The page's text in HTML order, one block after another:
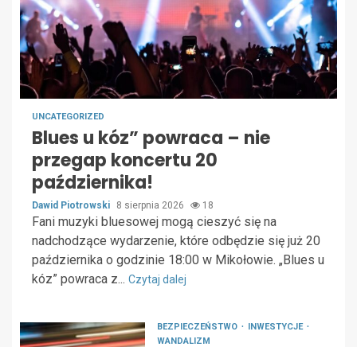
UNCATEGORIZED
Blues u kóz” powraca – nie
przegap koncertu 20
października!
Dawid Piotrowski 8 sierpnia 2026 18
Fani muzyki bluesowej mogą cieszyć się na
nadchodzące wydarzenie, które odbędzie się już 20
października o godzinie 18:00 w Mikołowie. „Blues u
kóz” powraca z... Czytaj dalej
BEZPIECZEŃSTWO
INWESTYCJE
WANDALIZM